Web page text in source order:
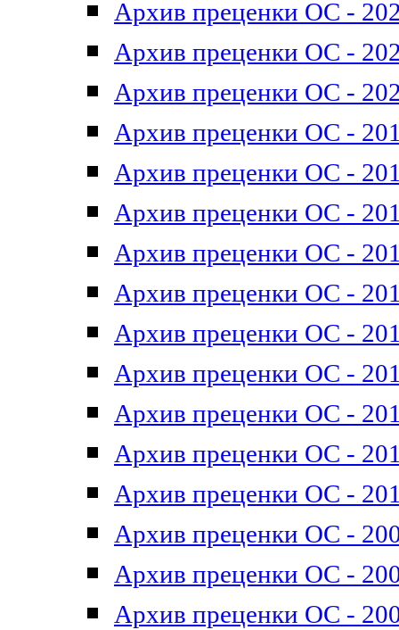
Архив преценки ОС -
Архив преценки ОС -
Архив преценки ОС -
Архив преценки ОС -
Архив преценки ОС -
Архив преценки ОС -
Архив преценки ОС -
Архив преценки ОС -
Архив преценки ОС -
Архив преценки ОС -
Архив преценки ОС -
Архив преценки ОС -
Архив преценки ОС -
Архив преценки ОС -
Архив преценки ОС -
Архив преценки ОС -